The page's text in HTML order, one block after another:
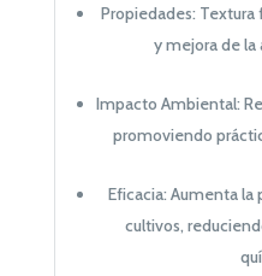
Propiedades:
y mejora de la
Impacto Ambiental:
promoviendo
Eficacia: Aumenta
cultivos,